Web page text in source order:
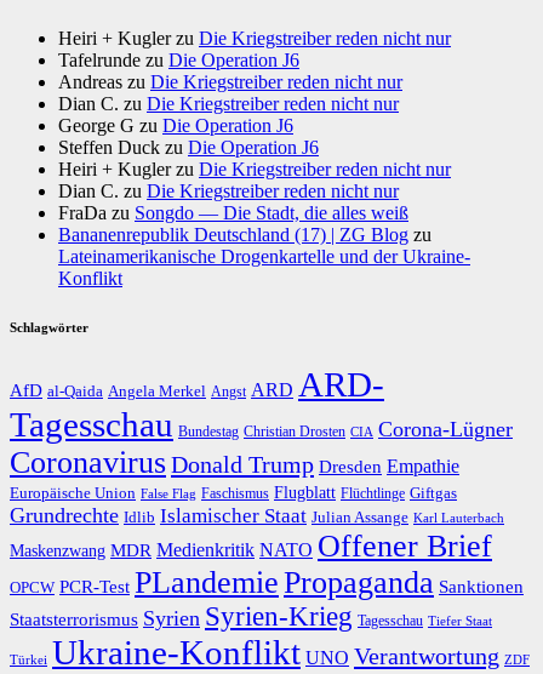
Heiri + Kuglerzu Die Kriegstreiber reden nicht nur
Tafelrunde zu Die Operation J6
Andreas zu Die Kriegstreiber reden nicht nur
Dian C. zu Die Kriegstreiber reden nicht nur
George G zu Die Operation J6
Steffen Duck zu Die Operation J6
Heiri + Kuglerzu Die Kriegstreiber reden nicht nur
Dian C. zu Die Kriegstreiber reden nicht nur
FraDa zu Songdo — Die Stadt, die alles weiß
Bananenrepublik Deutschland (17) | ZG Blog zu
Lateinamerikanische Drogenkartelle und der Ukraine-
Konflikt
Schlagwörter
AfD al-Qaida Angela Merkel Angst ARD ARD-
Tagesschau Bundestag Christian Drosten CIA Corona-Lügner
CoronavirusDonald Trump Dresden Empathie
Europäische Union False Flag Faschismus Flugblatt Flüchtlinge Giftgas
Grundrechte Idlib Islamischer Staat Julian Assange Karl Lauterbach
Maskenzwang MDR Medienkritik NATO Offener Brief
OPCW PCR-Test PLandemiePropaganda Sanktionen
Staatsterrorismus Syrien Syrien-Krieg Tagesschau Tiefer Staat
Türkei Ukraine-Konflikt UNO Verantwortung ZDF